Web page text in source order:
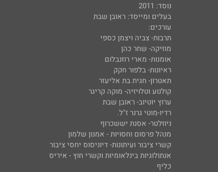
נוסד: 2011
בעלים ומייסד: ראובן שבת
עורכים:
תרבות- צביה ויצמן כספי
מוזיקה- שחר כהן
אומנות- מארי רוזנבלום
ראיונות- בלפור חקק
תאטרון- חגית בת אליעזר
קולנוע וטלויזיה- מוקה קריגר
ערוץ יוטיוב- ראובן שבת
רדיו-מוטי גרנר ז"ל.
ניוזלטר- אסנת יששכרוף
מנהל פרסום וחסויות - אמנון שלמון
קשרי ציבור ועיתונות- דיוניסוס יחסי ציבור
אנתולוגיות בינלאומיות וקשרי חוץ - איריס
כליף